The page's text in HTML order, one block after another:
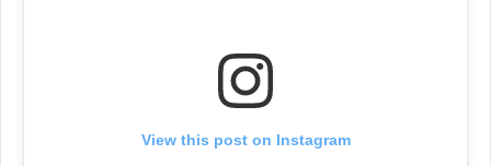
View this post on Instagram